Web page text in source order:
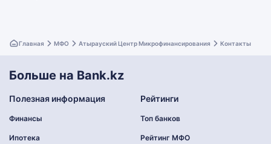
Главная МФО Атырауский Центр Микрофинансирования Контакты
Больше на Bank.kz
Полезная информация
Финансы
Ипотека
Рейтинги
Топ банков
Рейтинг МФО